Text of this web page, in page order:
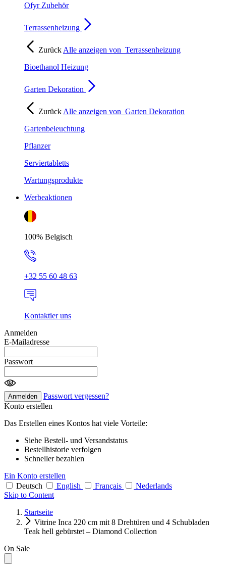
Ofyr Zubehör
Terrassenheizung
Zurück Alle anzeigen von Terrassenheizung
Bioethanol Heizung
Garten Dekoration
Zurück Alle anzeigen von Garten Dekoration
Gartenbeleuchtung
Pflanzer
Serviertabletts
Wartungsprodukte
Werbeaktionen
100% Belgisch
+32 55 60 48 63
Kontaktier uns
Anmelden
E-Mailadresse
Passwort
Anmelden
Passwort vergessen?
Konto erstellen
Das Erstellen eines Kontos hat viele Vorteile:
Siehe Bestell- und Versandstatus
Bestellhistorie verfolgen
Schneller bezahlen
Ein Konto erstellen
Deutsch
English Français
Nederlands
Skip to Content
Startseite
Vitrine Inca 220 cm mit 8 Drehtüren und 4 Schubladen
Teak hell gebürstet – Diamond Collection
On Sale